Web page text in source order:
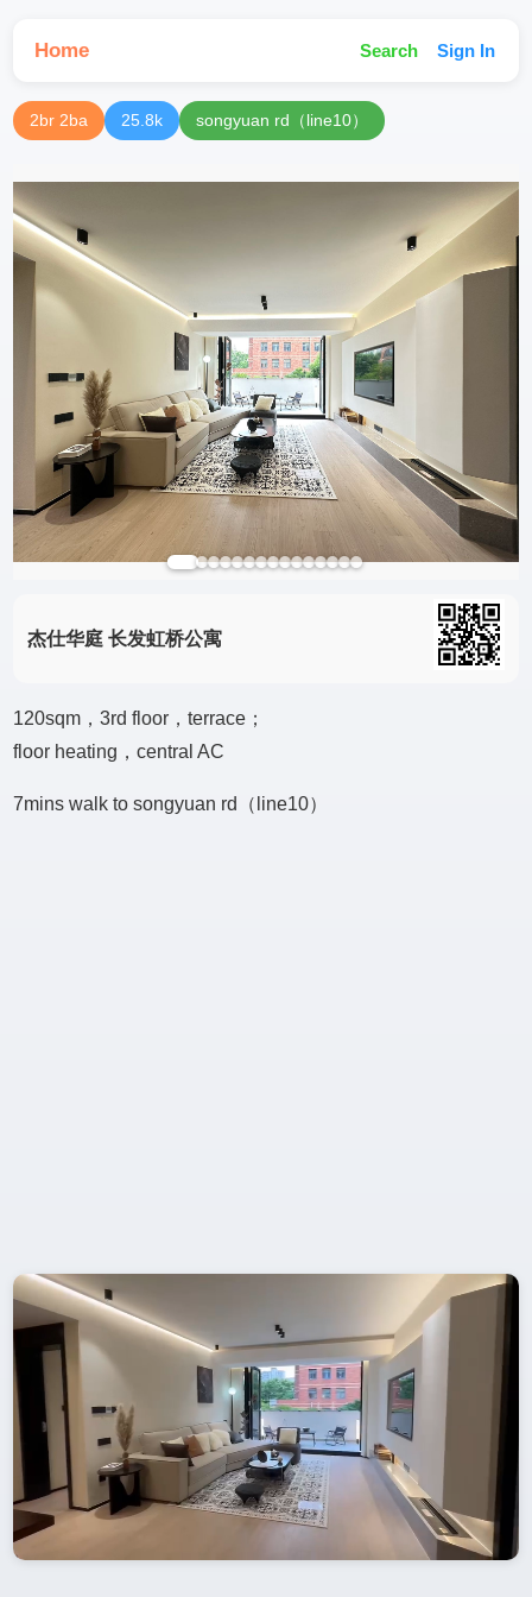
Home Search Sign In
2br 2ba 25.8k songyuan rd（line10）
杰仕华庭 长发虹桥公寓
120sqm，3rd floor，terrace；
floor heating，central AC
7mins walk to songyuan rd（line10）